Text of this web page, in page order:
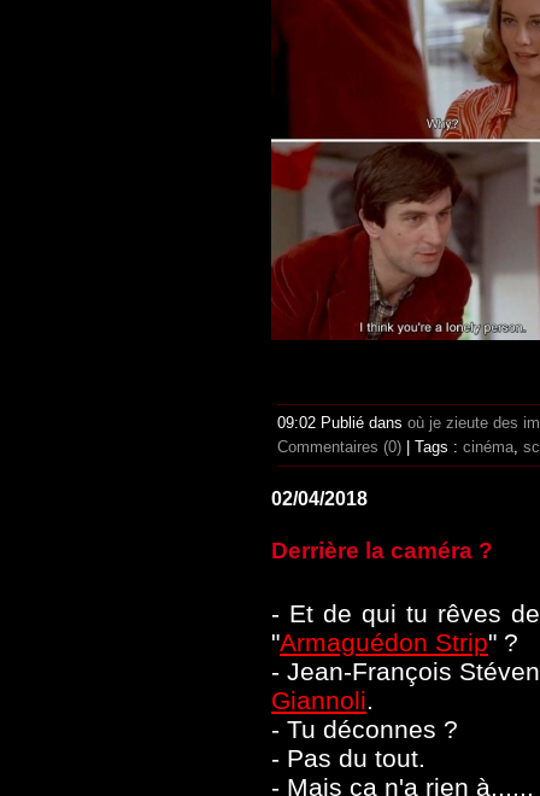
09:02 Publié dans où je zieute des
Commentaires (0) | Tags : cinéma,
02/04/2018
Derrière la caméra ?
- Et de qui tu rêves
"Armaguédon Strip" ?
- Jean-François
Giannoli.
- Tu déconnes ?
- Pas du tout.
- Mais ça n'a rien à......